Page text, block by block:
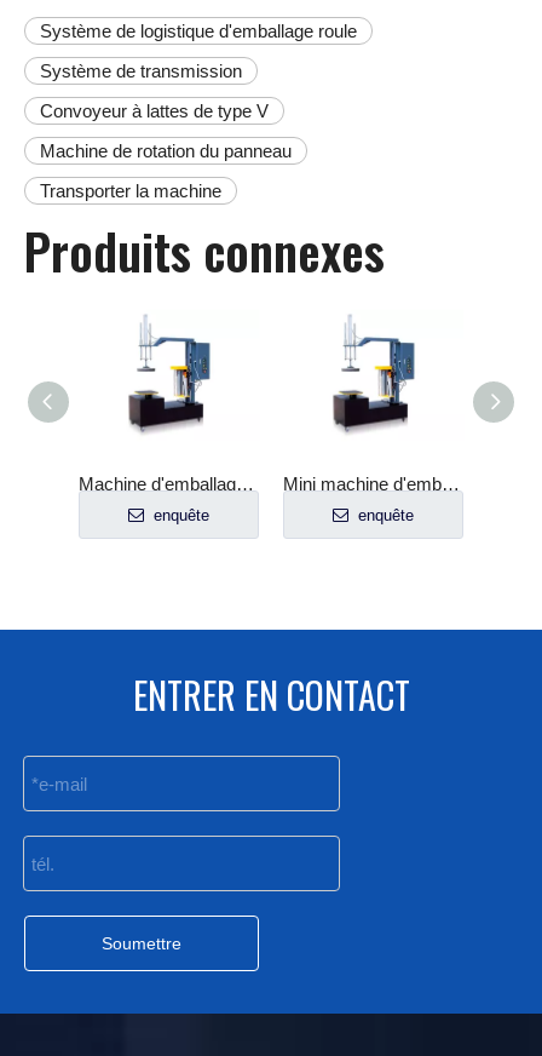
Système de logistique d'emballage roule
Système de transmission
Convoyeur à lattes de type V
Machine de rotation du panneau
Transporter la machine
Produits connexes
Mini machine d'emballage de barils Mini machine d'emballage étirable Machine d'emballage
enquête
Machine de conditionnement d'enroulement de papier de petit cylindre
enquête
ENTRER EN CONTACT
Soumettre